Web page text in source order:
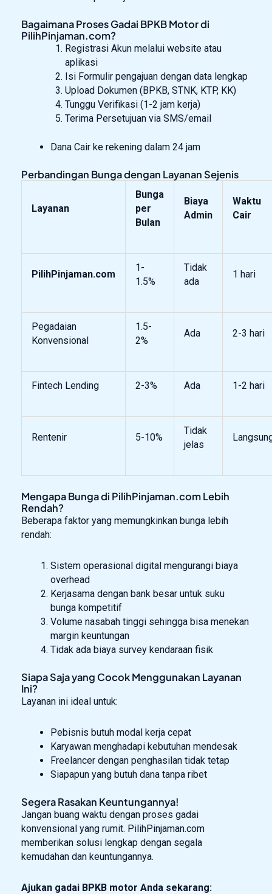
Bagaimana Proses Gadai BPKB Motor di
PilihPinjaman.com?
Registrasi Akun melalui website atau
aplikasi
Isi Formulir pengajuan dengan data lengkap
Upload Dokumen (BPKB, STNK, KTP, KK)
Tunggu Verifikasi (1-2 jam kerja)
Terima Persetujuan via SMS/email
Dana Cair ke rekening dalam 24 jam
Perbandingan Bunga dengan Layanan Sejenis
Layanan
Bunga
per
Bulan
Biaya
Admin
Waktu
Cair
PilihPinjaman.com
1-
1.5%
Tidak
ada
1 hari
Pegadaian
Konvensional
1.5-
2%
Ada 2-3 hari
Fintech Lending 2-3% Ada 1-2 hari
Rentenir 5-10%
Tidak
jelas
Mengapa Bunga di PilihPinjaman.com Lebih
Rendah?
Beberapa faktor yang memungkinkan bunga lebih
rendah:
Sistem operasional digital mengurangi biaya
overhead
Kerjasama dengan bank besar untuk suku
bunga kompetitif
Volume nasabah tinggi sehingga bisa menekan
margin keuntungan
Tidak ada biaya survey kendaraan fisik
Siapa Saja yang Cocok Menggunakan Layanan
Ini?
Layanan ini ideal untuk:
Pebisnis butuh modal kerja cepat
Karyawan menghadapi kebutuhan mendesak
Freelancer dengan penghasilan tidak tetap
Siapapun yang butuh dana tanpa ribet
Segera Rasakan Keuntungannya!
Jangan buang waktu dengan proses gadai
konvensional yang rumit. PilihPinjaman.com
memberikan solusi lengkap dengan segala
kemudahan dan keuntungannya.
Ajukan gadai BPKB motor Anda sekarang: